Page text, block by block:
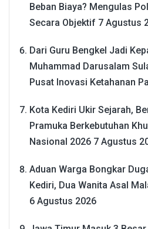
Beban Biaya? Mengulas
Secara Objektif 7 Agustus
Dari Guru Bengkel Jadi
Muhammad Darusalam
Pusat Inovasi Ketahanan
Kota Kediri Ukir Sejarah,
Pramuka Berkebutuhan
Nasional 2026 7 Agustus
Aduan Warga Bongkar
Kediri, Dua Wanita Asal
6 Agustus 2026